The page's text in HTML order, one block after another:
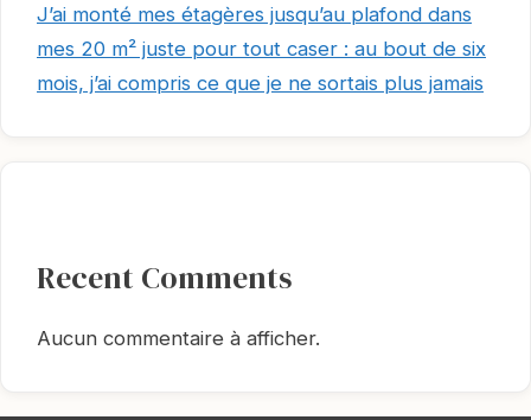
J’ai monté mes étagères jusqu’au plafond dans
mes 20 m² juste pour tout caser : au bout de six
mois, j’ai compris ce que je ne sortais plus jamais
Recent Comments
Aucun commentaire à afficher.